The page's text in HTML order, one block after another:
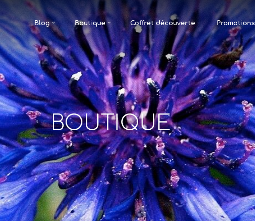
Blog Boutique Coffret découverte Promotions
BOUTIQUE